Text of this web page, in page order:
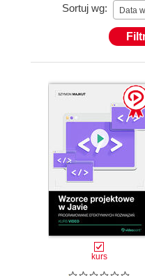
Sortuj wg: Data
kurs